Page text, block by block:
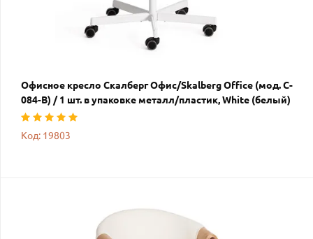
Офисное кресло Скалберг Офис/Skalberg Office (мод. C-
084-B) / 1 шт. в упаковке металл/пластик, White (белый)
Код: 19803